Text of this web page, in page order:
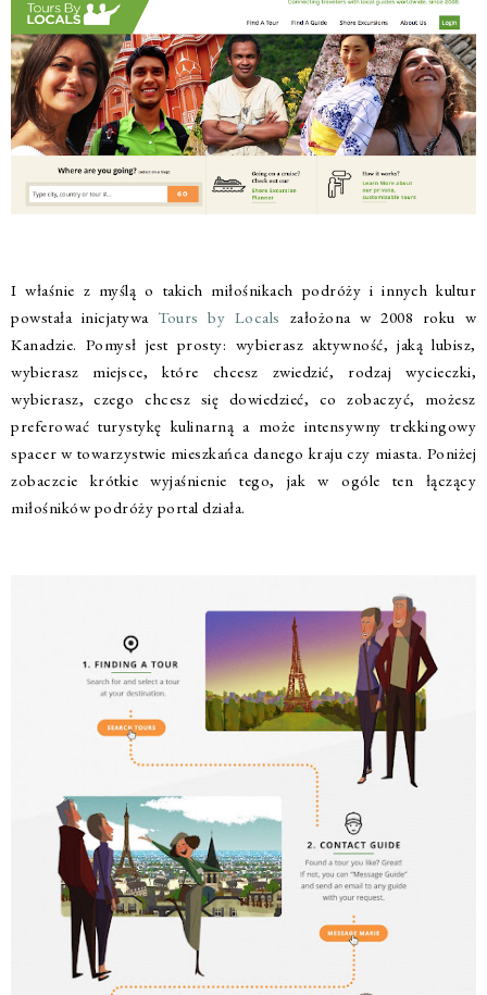
I właśnie z myślą o takich miłośnikach podróży i innych kultur
powstała inicjatywa Tours by Locals założona w 2008 roku w
Kanadzie. Pomysł jest prosty: wybierasz aktywność, jaką lubisz,
wybierasz miejsce, które chcesz zwiedzić, rodzaj wycieczki,
wybierasz, czego chcesz się dowiedzieć, co zobaczyć, możesz
preferować turystykę kulinarną a może intensywny trekkingowy
spacer w towarzystwie mieszkańca danego kraju czy miasta. Poniżej
zobaczcie krótkie wyjaśnienie tego, jak w ogóle ten łączący
miłośników podróży portal działa.